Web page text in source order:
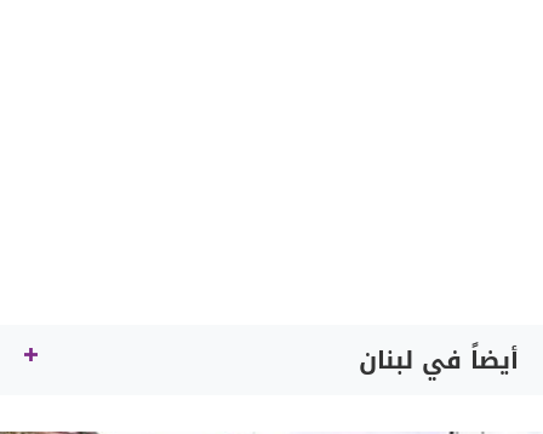
أيضاً في لبنان